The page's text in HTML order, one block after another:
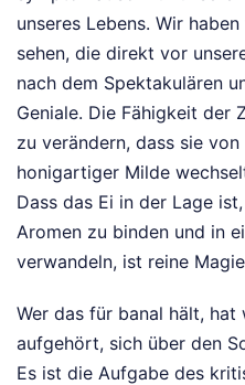
unseres Lebens. Wir
sehen, die direkt vor
nach dem Spektakulären
Geniale. Die Fähigkeit der
zu verändern, dass sie
honigartiger Milde
Dass das Ei in der Lage
Aromen zu binden und in
verwandeln, ist reine
Wer das für banal hält, hat
aufgehört, sich über den
Es ist die Aufgabe des